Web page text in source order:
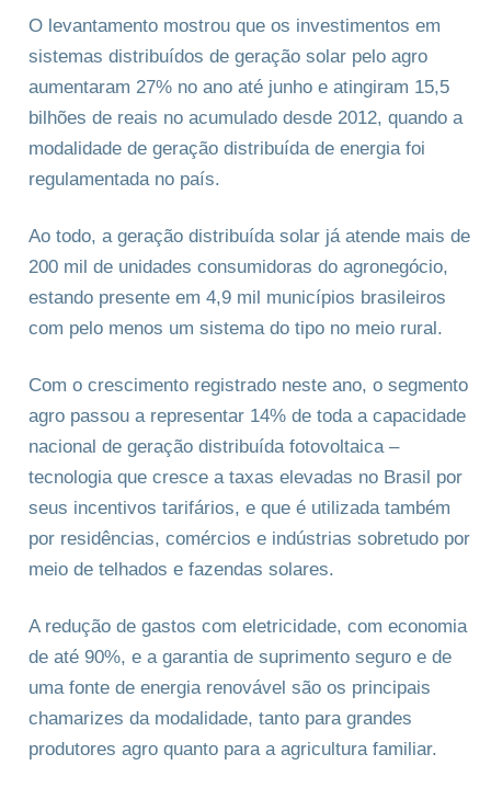
O levantamento mostrou que os investimentos em
sistemas distribuídos de geração solar pelo agro
aumentaram 27% no ano até junho e atingiram 15,5
bilhões de reais no acumulado desde 2012, quando a
modalidade de geração distribuída de energia foi
regulamentada no país.
Ao todo, a geração distribuída solar já atende mais de
200 mil de unidades consumidoras do agronegócio,
estando presente em 4,9 mil municípios brasileiros
com pelo menos um sistema do tipo no meio rural.
Com o crescimento registrado neste ano, o segmento
agro passou a representar 14% de toda a capacidade
nacional de geração distribuída fotovoltaica –
tecnologia que cresce a taxas elevadas no Brasil por
seus incentivos tarifários, e que é utilizada também
por residências, comércios e indústrias sobretudo por
meio de telhados e fazendas solares.
A redução de gastos com eletricidade, com economia
de até 90%, e a garantia de suprimento seguro e de
uma fonte de energia renovável são os principais
chamarizes da modalidade, tanto para grandes
produtores agro quanto para a agricultura familiar.